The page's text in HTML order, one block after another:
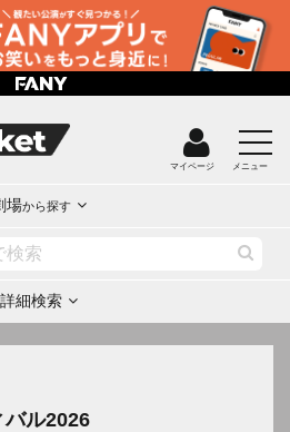
マイページ メニュー
場から探す
詳細検索
バル2026